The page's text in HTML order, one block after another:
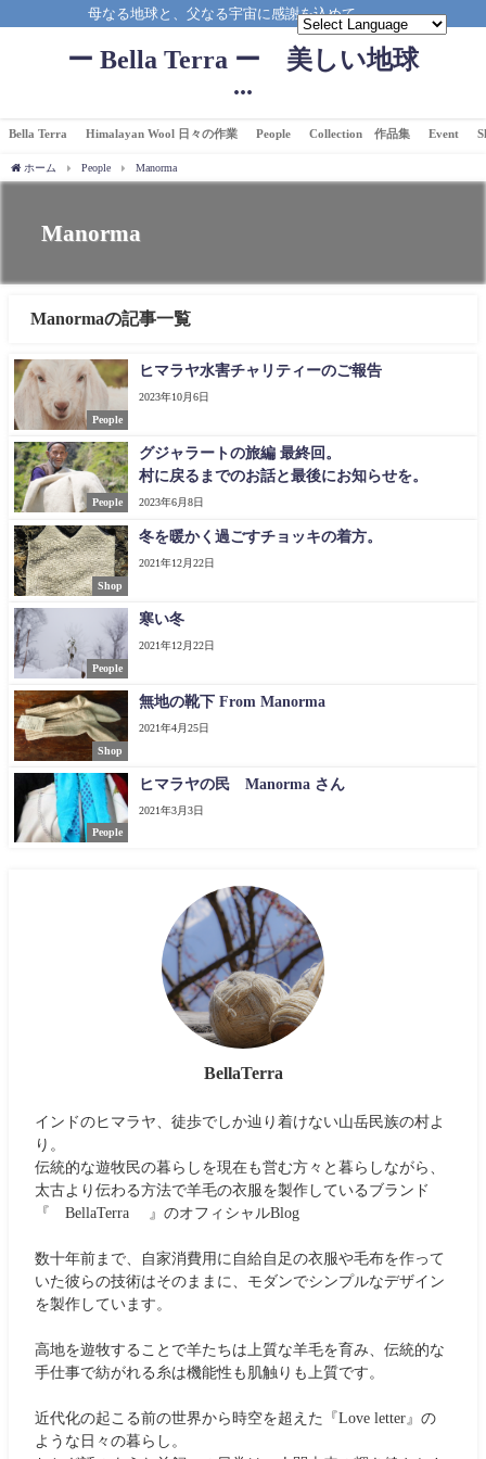
母なる地球と、父なる宇宙に感謝を込めて。。。
ー Bella Terra ー 美しい地球
...
Bella Terra Himalayan Wool 日々の作業 People Collection 作品集 Event
ホーム People Manorma
Manorma
Manormaの記事一覧
People
ヒマラヤ水害チャリティーのご報告
2023年10月6日
People
グジャラートの旅編 最終回。
村に戻るまでのお話と最後にお知らせを。
2023年6月8日
Shop
冬を暖かく過ごすチョッキの着方。
2021年12月22日
People
寒い冬
2021年12月22日
Shop
無地の靴下 From Manorma
2021年4月25日
People
ヒマラヤの民 Manorma さん
2021年3月3日
BellaTerra
インドのヒマラヤ、徒歩でしか辿り着けない山岳民族の村よ
り。
伝統的な遊牧民の暮らしを現在も営む方々と暮らしながら、
太古より伝わる方法で羊毛の衣服を製作しているブランド
『 BellaTerra 』のオフィシャルBlog
数十年前まで、自家消費用に自給自足の衣服や毛布を作って
いた彼らの技術はそのままに、モダンでシンプルなデザイン
を製作しています。
高地を遊牧することで羊たちは上質な羊毛を育み、伝統的な
手仕事で紡がれる糸は機能性も肌触りも上質です。
近代化の起こる前の世界から時空を超えた『Love letter』の
ような日々の暮らし。